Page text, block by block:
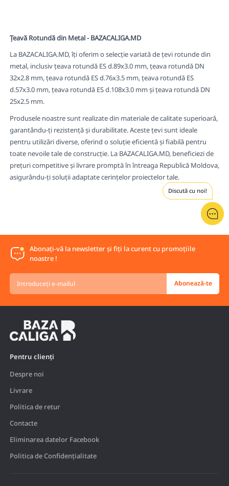
Țeavă Rotundă din Metal - BAZACALIGA.MD
La BAZACALIGA.MD, îți oferim o selecție variată de țevi rotunde din
metal, inclusiv țeava rotundă ES d.89x3.0 mm, țeava rotundă DN
32x2.8 mm, țeava rotundă ES d.76x3.5 mm, țeava rotundă ES
d.57x3.0 mm, țeava rotundă ES d.108x3.0 mm și țeava rotundă DN
25x2.5 mm.
Produsele noastre sunt realizate din materiale de calitate superioară,
garantându-ți rezistență și durabilitate. Aceste țevi sunt ideale
pentru utilizări diverse, oferind o soluție eficientă și fiabilă pentru
toate nevoile tale de construcție. La BAZACALIGA.MD, beneficiezi de
prețuri competitive și livrare promptă în întreaga Republică Moldova,
asigurându-ți soluții adaptate cerințelor proiectelor tale.
Discută cu noi!
Abonați-vă la newsletter și fiți la curent cu promoțiile
noastre !
Introduceți
mailul
Abonează-te
Pentru clienți
Despre noi
Livrare
Politica de retur
Contacte
Eliminarea datelor Facebook
Politica de Confidențialitate